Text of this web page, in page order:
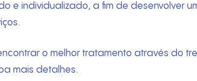
e individualizado, a fim de desenvolver
o melhor tratamento através do
mais detalhes.